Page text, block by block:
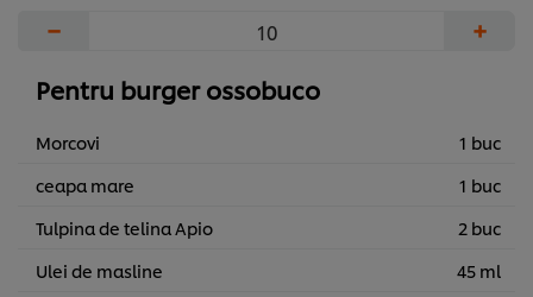
− +
Pentru burger ossobuco
Morcovi
1 buc
ceapa mare
1 buc
Tulpina de telina Apio
2 buc
Ulei de masline
45 ml